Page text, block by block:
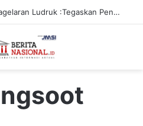
Bupati Malang Dukung Pagelaran Ludruk :Tegaskan Pentingnya Budaya Lokal